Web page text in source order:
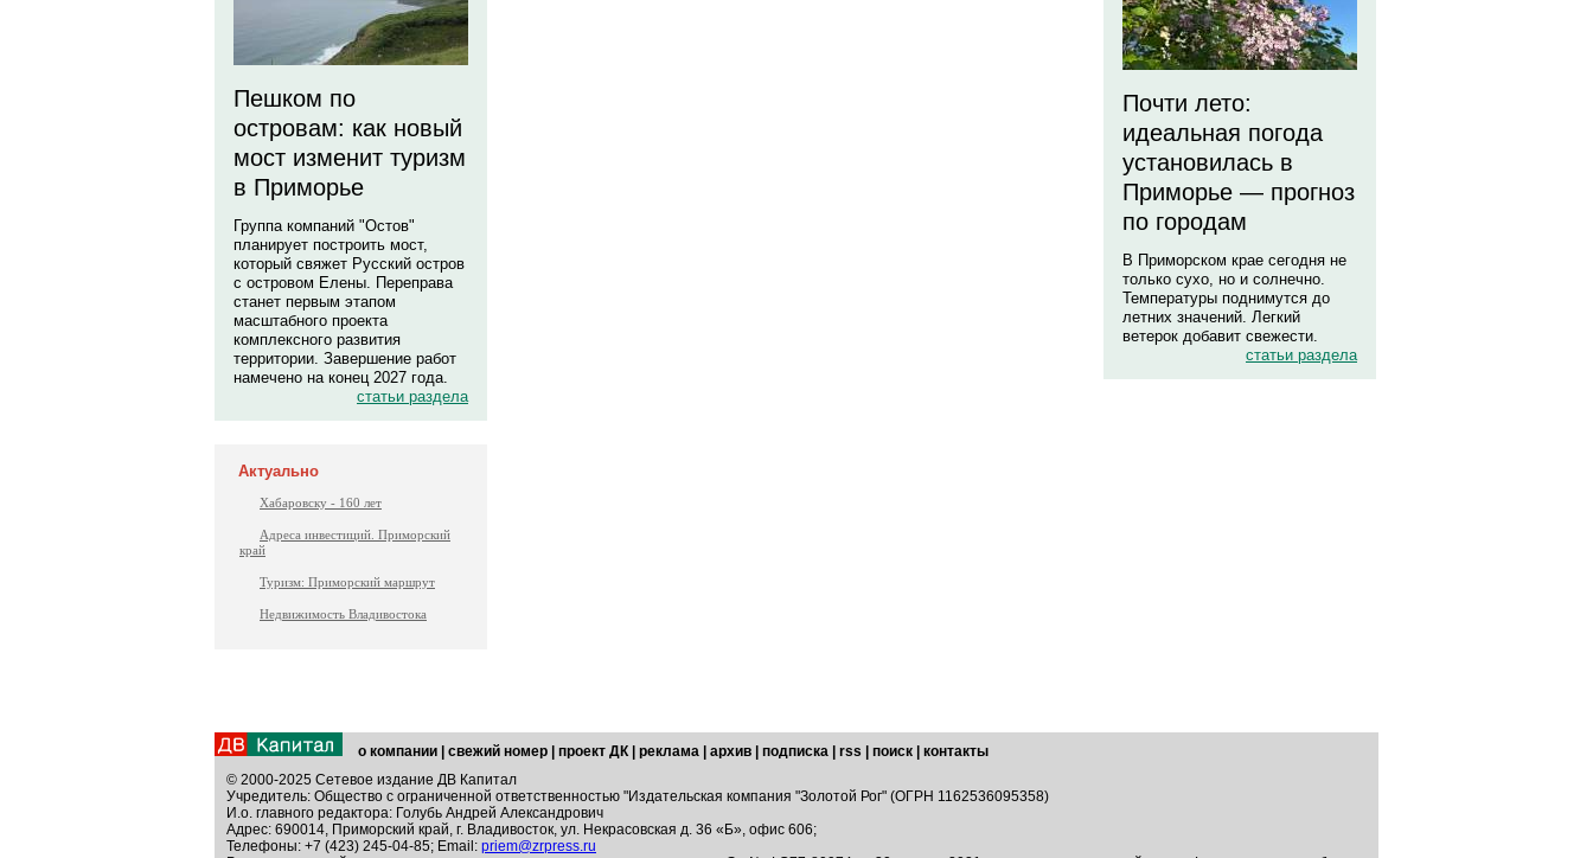
Пешком по
островам: как новый
мост изменит туризм
в Приморье
Группа компаний "Остов"
планирует построить мост,
который свяжет Русский остров
с островом Елены. Переправа
станет первым этапом
масштабного проекта
комплексного развития
территории. Завершение работ
намечено на конец 2027 года.
статьи раздела
Актуально
Хабаровску - 160 лет
Адреса инвестиций. Приморский
край
Туризм: Приморский маршрут
Недвижимость Владивостока
Почти лето:
идеальная погода
установилась в
Приморье — прогноз
по городам
В Приморском крае сегодня не
только сухо, но и солнечно.
Температуры поднимутся до
летних значений. Легкий
ветерок добавит свежести.
статьи раздела
о компании свежий номер проект ДК реклама архив подписка rss поиск
контакты
© 2000-2025 Сетевое издание ДВ Капитал
Учредитель: Общество с ограниченной ответственностью "Издательская компания "Золотой Рог" (ОГРН 1162536095358)
И.о. главного редактора: Голубь Андрей Александрович
Адрес: 690014, Приморский край, г. Владивосток, ул. Некрасовская д. 36 «Б», офис 606;
Телефоны: +7 (423) 245-04-85; Email: priem@zrpress.ru